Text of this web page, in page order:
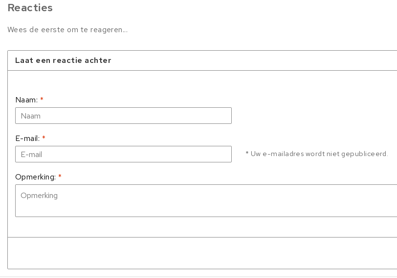
Reacties
Wees de eerste om te reageren...
Laat een reactie achter
Naam: *
E-mail: *
* Uw e-mailadres wordt niet gepubliceerd.
Opmerking:*